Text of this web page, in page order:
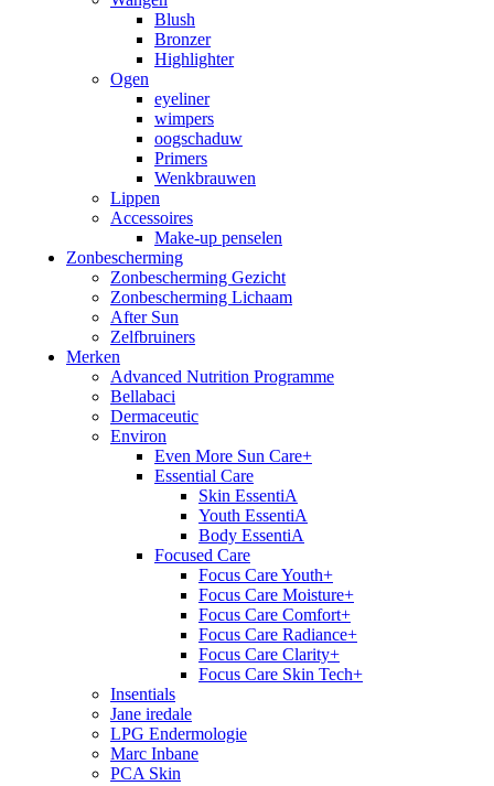
Blush
Bronzer
Highlighter
Ogen
eyeliner
wimpers
oogschaduw
Primers
Wenkbrauwen
Lippen
Accessoires
Make-up penselen
Zonbescherming
Zonbescherming Gezicht
Zonbescherming Lichaam
After Sun
Zelfbruiners
Merken
Advanced Nutrition Programme
Bellabaci
Dermaceutic
Environ
Even More Sun Care+
Essential Care
Skin EssentiA
Youth EssentiA
Body EssentiA
Focused Care
Focus Care Youth+
Focus Care Moisture+
Focus Care Comfort+
Focus Care Radiance+
Focus Care Clarity+
Focus Care Skin Tech+
Insentials
Jane iredale
LPG Endermologie
Marc Inbane
PCA Skin